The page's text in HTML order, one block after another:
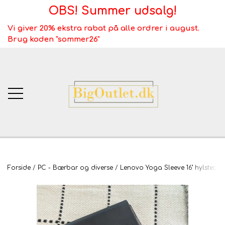
OBS! Summer udsalg!
Vi giver 20% ekstra rabat på alle ordrer i august.
Brug koden "sommer26"
BigOutlet.dk
TÆPPER
Webshop ALT
Forside PC - Bærbar og diverse Lenovo Yoga Sleeve 16" hylster,